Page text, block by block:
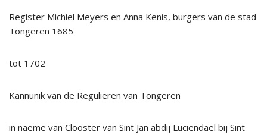
Register Michiel Meyers en Anna Kenis, burgers van de stad
Tongeren 1685
tot 1702
Kannunik van de Regulieren van Tongeren
in naeme van Clooster van Sint Jan abdij Luciendael bij Sint